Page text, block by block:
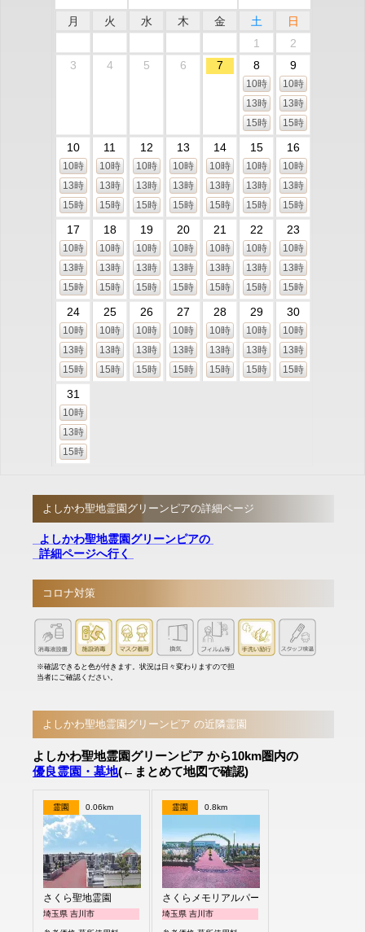
月 火 水 木 金 土
日
1
2
3
4 5 6 7 8
10時
13時
15時
9
10時
13時
15時
10
10時
13時
15時
11
10時
13時
15時
12
10時
13時
15時
13
10時
13時
15時
14
10時
13時
15時
15
10時
13時
15時
16
10時
13時
15時
17
10時
13時
15時
18
10時
13時
15時
19
10時
13時
15時
20
10時
13時
15時
21
10時
13時
15時
22
10時
13時
15時
23
10時
13時
15時
24
10時
13時
15時
25
10時
13時
15時
26
10時
13時
15時
27
10時
13時
15時
28
10時
13時
15時
29
10時
13時
15時
30
10時
13時
15時
31
10時
13時
15時
よしかわ聖地霊園グリーンピアの詳細ページ
よしかわ聖地霊園グリーンピアの
詳細ページへ行く
コロナ対策
※確認できると色が付きます。状況は日々変わりますので担
当者にご確認ください。
よしかわ聖地霊園グリーンピア の近隣霊園
よしかわ聖地霊園グリーンピア から10km圏内の
優良霊園・墓地(←まとめて地図で確認)
霊園 0.06km
さくら聖地霊園
埼玉県 吉川市
霊園 0.8km
さくらメモリアルパーク
埼玉県 吉川市